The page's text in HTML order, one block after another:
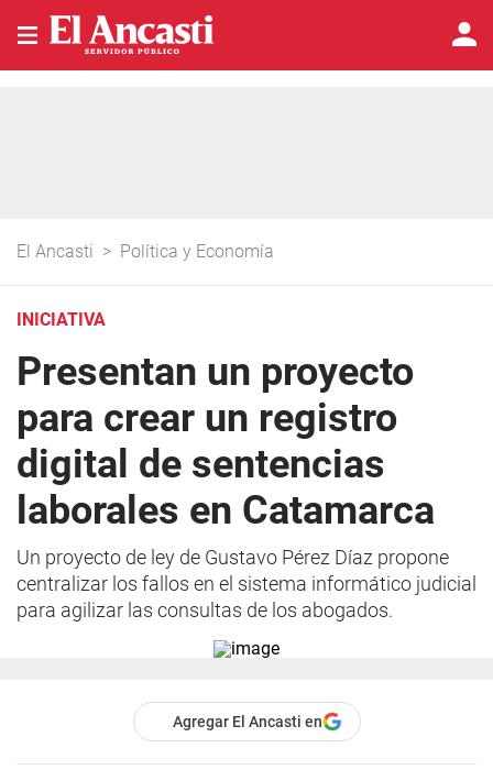
El Ancasti > Política y Economía
INICIATIVA
Presentan un proyecto
para crear un registro
digital de sentencias
laborales en Catamarca
Un proyecto de ley de Gustavo Pérez Díaz propone
centralizar los fallos en el sistema informático judicial
para agilizar las consultas de los abogados.
Agregar El Ancasti en